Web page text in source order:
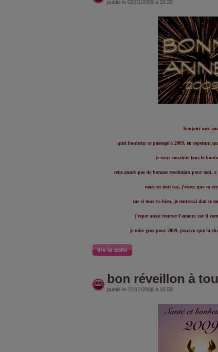
publié le 02/01/2009 à 16:25
bonjour mes
quel bonheur ce passage à 2009, en esperant
je vous souahite tous le
cette année pas de bonnes resolution pour moi,
mais en tout cas, j'esper que sa
car si tous va bien, je rentrerai dan le
j'esper aussi trouver l'amour, car il
je mise gros pour 2009, pourvu que la
lire la suite
bon réveillon à
publié le 31/12/2008 à 15:58